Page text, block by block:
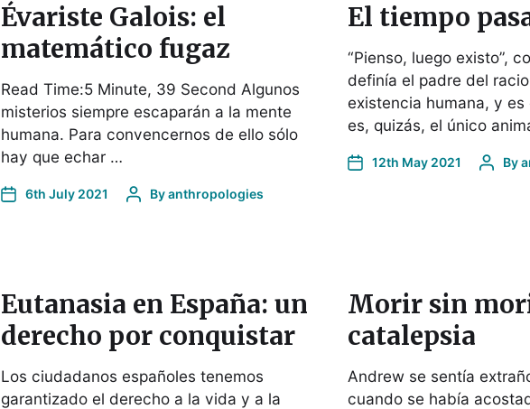
Évariste Galois: el
matemático fugaz
Read Time:5 Minute, 39 Second Algunos
misterios siempre escaparán a la mente
humana. Para convencernos de ello sólo
hay que echar …
6th July 2021 Byanthropologies
El tiempo
“Pienso, luego existo”,
definía el padre del
existencia humana, y es
es, quizás, el único
12th May 2021 By
Eutanasia en España: un
derecho por conquistar
Los ciudadanos españoles tenemos
garantizado el derecho a la vida y a la
Morir sin
catalepsia
Andrew se sentía
cuando se había